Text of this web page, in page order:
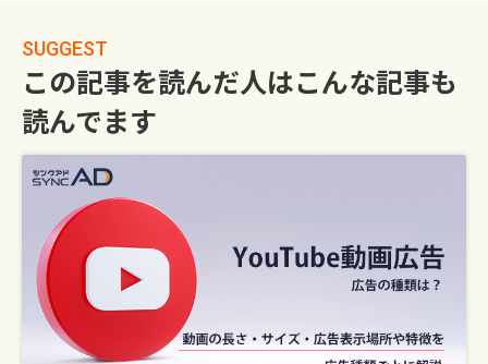
SUGGEST
この記事を読んだ人はこんな記事も
読んでます